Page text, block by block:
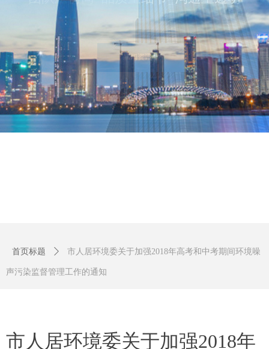
市人居环境委关于加强2018年
首页标题 ꄲ 市人居环境委关于加强2018年高考和中考期间环境噪
声污染监督管理工作的通知